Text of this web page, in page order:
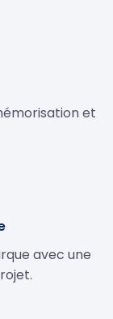
et
avec une